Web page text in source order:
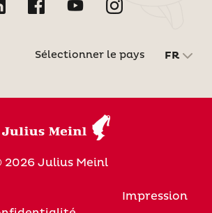
Sélectionner le pays FR
2026 Julius Meinl
Impression